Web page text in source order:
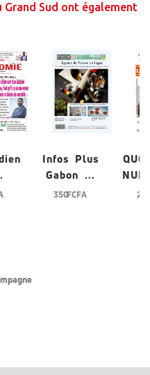
Grand Sud ont également
Infos Plus
Gabon ...
350 FCFA